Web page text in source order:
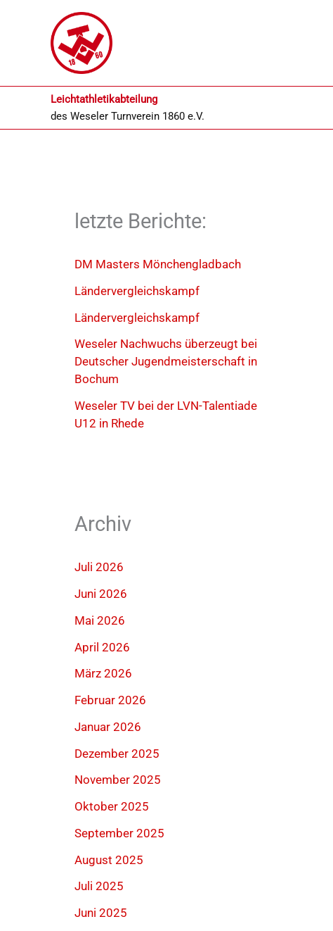
Leichtathletikabteilung
des Weseler Turnverein 1860 e.V.
letzte Berichte:
DM Masters Mönchengladbach
Ländervergleichskampf
Ländervergleichskampf
Weseler Nachwuchs überzeugt bei
Deutscher Jugendmeisterschaft in
Bochum
Weseler TV bei der LVN-Talentiade
U12 in Rhede
Archiv
Juli 2026
Juni 2026
Mai 2026
April 2026
März 2026
Februar 2026
Januar 2026
Dezember 2025
November 2025
Oktober 2025
September 2025
August 2025
Juli 2025
Juni 2025